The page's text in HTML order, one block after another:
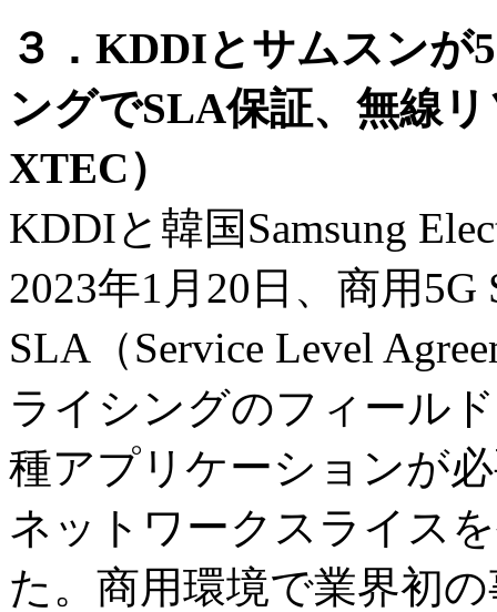
３．KDDIとサムスンが
ングでSLA保証、無線
XTEC）
KDDIと韓国Samsung
2023年1月20日、商用
SLA（Service Level
ライシングのフィール
種アプリケーションが
ネットワークスライス
た。商用環境で業界初